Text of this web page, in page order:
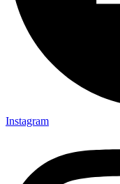
Instagram